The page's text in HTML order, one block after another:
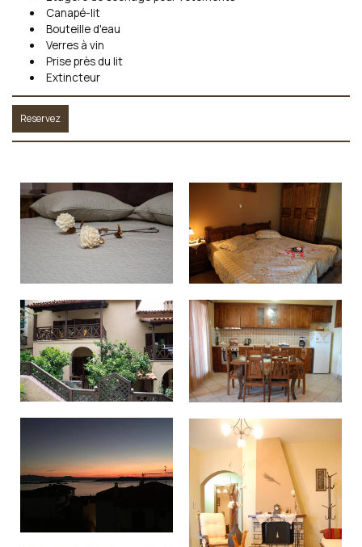
Canapé-lit
Bouteille d'eau
Verres à vin
Prise près du lit
Extincteur
Reservez